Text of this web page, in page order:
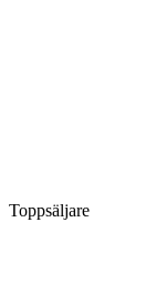
Toppsäljare